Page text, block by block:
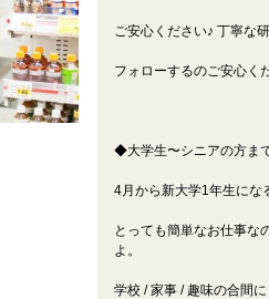
ご安心ください♪ 丁寧な
フォローするのご安心く
◆大学生〜シニアの方ま
4月から新大学1年生にな
とっても簡単なお仕事な
よ。
学校 / 家事 / 趣味の合間